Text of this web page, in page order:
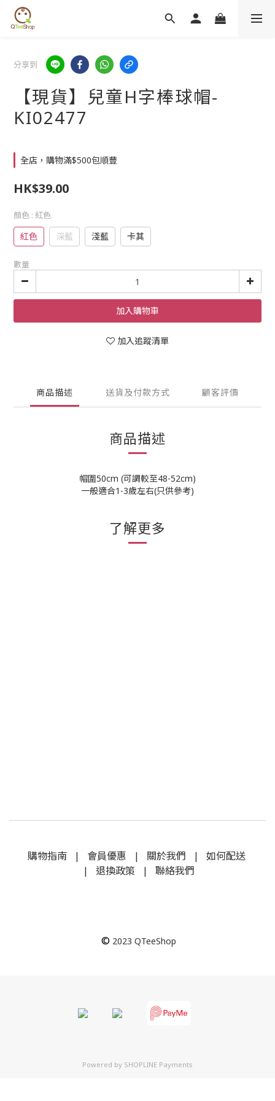
分享到
【現貨】兒童H字棒球帽-
KI02477
全店，購物滿$500包順豐
HK$39.00
顏色 : 紅色
紅色 深藍 淺藍 卡其
數量
加入購物車
加入追蹤清單
商品描述 送貨及付款方式 顧客評價
商品描述
帽圍50cm (可調較至48-52cm)
一般適合1-3歲左右(只供參考)
了解更多
購物指南| 會員優惠 | 關於我們 | 如何配送
| 退換政策 | 聯絡我們
© 2023 QTeeShop
Powered by SHOPLINE Payments